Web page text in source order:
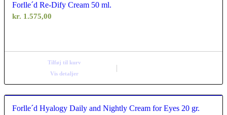
Forlle´d Re-Dify Cream 50 ml.
kr. 1.575,00
Tilføj til kurv
Vis detaljer
Forlle´d Hyalogy Daily and Nightly Cream for Eyes 20 gr.